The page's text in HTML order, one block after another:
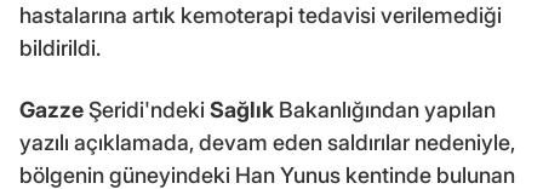
hastalarına artık kemoterapi tedavisi verilemediği
bildirildi.
GazzeŞeridi'ndekiSağlık Bakanlığından yapılan
yazılı açıklamada, devam eden saldırılar nedeniyle,
bölgenin güneyindeki Han Yunus kentinde bulunan